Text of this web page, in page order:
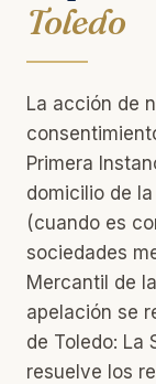
Toledo
La acción de
Primera
domicilio de
(cuando es
sociedades
Mercantil de
apelación se
de Toledo: La
resuelve los